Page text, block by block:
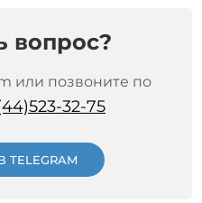
вопрос?
или позвоните по
32-75